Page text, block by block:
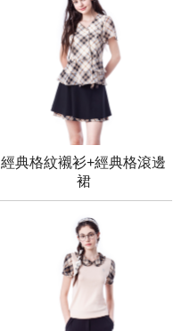
經典格紋襯衫+經典格滾邊
裙